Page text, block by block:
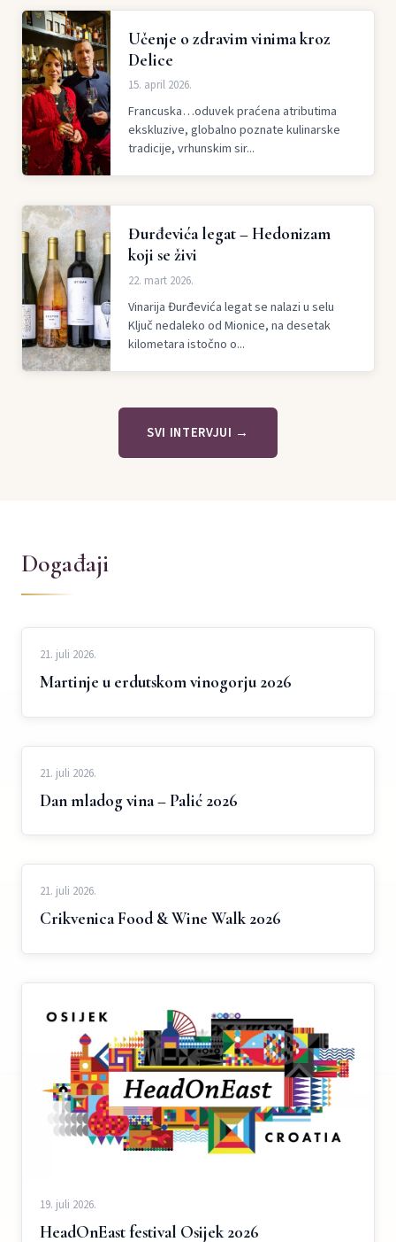
Učenje o zdravim vinima kroz
Delice
15. april 2026.
Francuska…oduvek praćena atributima
ekskluzive, globalno poznate kulinarske
tradicije, vrhunskim sir...
Đurđevića legat – Hedonizam
koji se živi
22. mart 2026.
Vinarija Đurđevića legat se nalazi u selu
Ključ nedaleko od Mionice, na desetak
kilometara istočno o...
SVI INTERVJUI →
Događaji
21. juli 2026.
Martinje u erdutskom vinogorju 2026
21. juli 2026.
Dan mladog vina – Palić 2026
21. juli 2026.
Crikvenica Food & Wine Walk 2026
19. juli 2026.
HeadOnEast festival Osijek 2026